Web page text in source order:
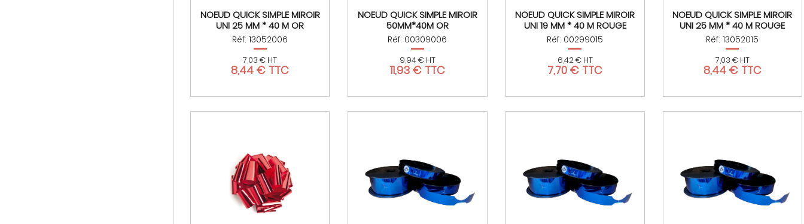
NOEUD QUICK SIMPLE MIROIR
UNI 25 MM * 40 M OR
Réf: 13052006
7,03 € HT
8,44 € TTC
NOEUD QUICK SIMPLE MIROIR
50MM*40M OR
Réf: 00309006
9,94 € HT
11,93 € TTC
NOEUD QUICK SIMPLE MIROIR
UNI 19 MM * 40 M ROUGE
Réf: 00299015
6,42 € HT
7,70 € TTC
NOEUD QUICK SIMPLE MIROIR
UNI 25 MM * 40 M ROUGE
Réf: 13052015
7,03 € HT
8,44 € TTC